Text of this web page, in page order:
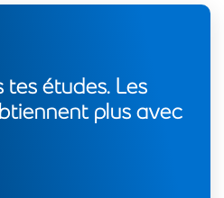
études. Les
plus avec